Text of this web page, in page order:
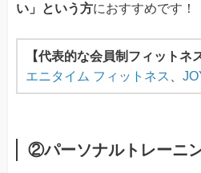
い」という方におすすめです！
【代表的な会員制フィットネ
エニタイム フィットネス
②パーソナルトレーニ